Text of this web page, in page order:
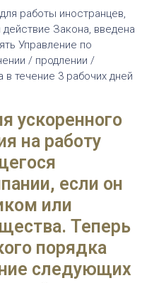
работы иностранцев,
Закона, введена
Управление по
/ продлении /
течение 3 рабочих дней
ускоренного
на работу
если он
или
Теперь
порядка
следующих